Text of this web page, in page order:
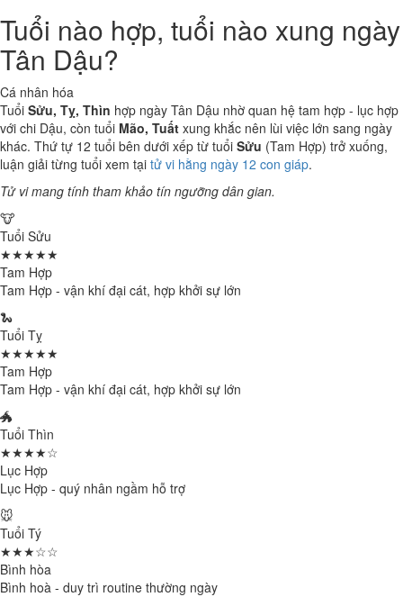
Tuổi nào hợp, tuổi nào xung ngày
Tân Dậu?
Cá nhân hóa
Tuổi Sửu, Tỵ, Thìn hợp ngày Tân Dậu nhờ quan hệ tam hợp - lục hợp
với chi Dậu, còn tuổi Mão, Tuất xung khắc nên lùi việc lớn sang ngày
khác. Thứ tự 12 tuổi bên dưới xếp từ tuổi Sửu (Tam Hợp) trở xuống,
luận giải từng tuổi xem tại tử vi hằng ngày 12 con giáp.
Tử vi mang tính tham khảo tín ngưỡng dân gian.
🐮
Tuổi Sửu
★★★★★
Tam Hợp
Tam Hợp - vận khí đại cát, hợp khởi sự lớn
🐍
Tuổi Tỵ
★★★★★
Tam Hợp
Tam Hợp - vận khí đại cát, hợp khởi sự lớn
🐲
Tuổi Thìn
★★★★☆
Lục Hợp
Lục Hợp - quý nhân ngầm hỗ trợ
🐭
Tuổi Tý
★★★☆☆
Bình hòa
Bình hoà - duy trì routine thường ngày